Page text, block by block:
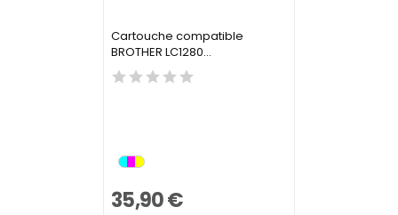
Cartouche compatible
BROTHER LC1280...
35,90 €